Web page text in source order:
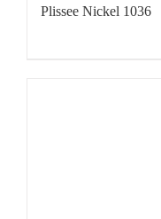
Plissee Nickel 1036